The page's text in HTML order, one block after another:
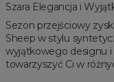
Szara Elegancja i
Sezon przejściowy
Sheep w stylu
wyjątkowego designu i
towarzyszyć Ci w